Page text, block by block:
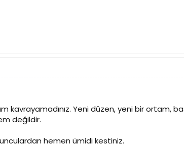
kavrayamadınız. Yeni düzen, yeni bir
değildir.
hemen ümidi kestiniz.